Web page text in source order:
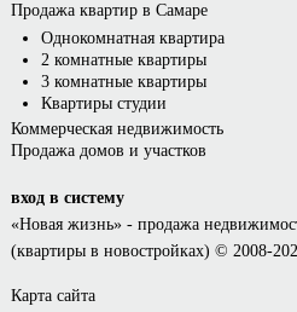
Продажа квартир в Самаре
Однокомнатная квартира
2 комнатные квартиры
3 комнатные квартиры
Квартиры студии
Коммерческая недвижимость
Продажа домов и участков
вход в систему
«Новая жизнь»- продажа
(квартиры в новостройках) © 2008-
Карта сайта